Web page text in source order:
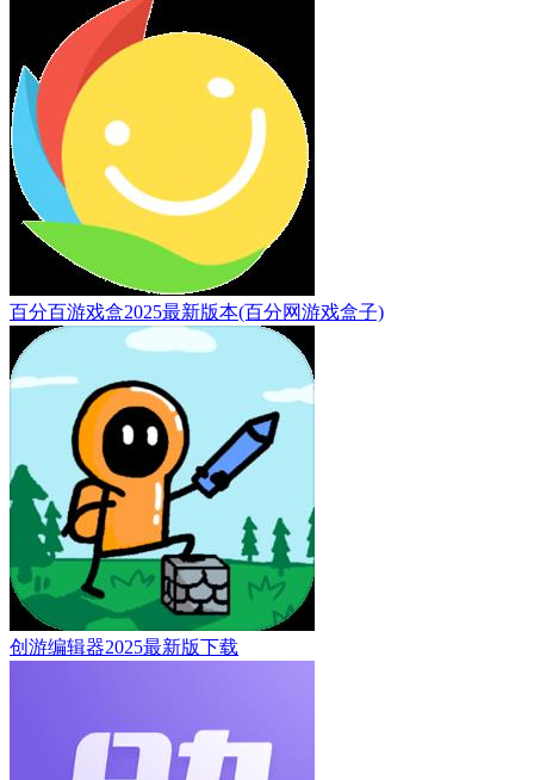
百分百游戏盒2025最新版本(百分网游戏盒子)
创游编辑器2025最新版下载